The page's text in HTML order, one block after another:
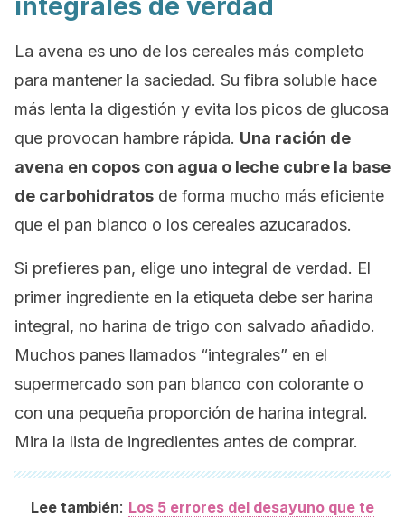
integrales de verdad
La avena es uno de los cereales más completo
para mantener la saciedad. Su fibra soluble hace
más lenta la digestión y evita los picos de glucosa
que provocan hambre rápida. Una ración de
avena en copos con agua o leche cubre la base
de carbohidratos de forma mucho más eficiente
que el pan blanco o los cereales azucarados.
Si prefieres pan, elige uno integral de verdad. El
primer ingrediente en la etiqueta debe ser harina
integral, no harina de trigo con salvado añadido.
Muchos panes llamados “integrales” en el
supermercado son pan blanco con colorante o
con una pequeña proporción de harina integral.
Mira la lista de ingredientes antes de comprar.
Lee también: Los 5 errores del desayuno que te